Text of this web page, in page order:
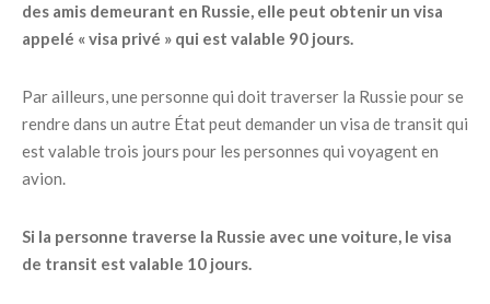
des amis demeurant en Russie, elle peut obtenir un visa
appelé « visa privé » qui est valable 90 jours.
Par ailleurs, une personne qui doit traverser la Russie pour se
rendre dans un autre État peut demander un visa de transit qui
est valable trois jours pour les personnes qui voyagent en
avion.
Si la personne traverse la Russie avec une voiture, le visa
de transit est valable 10 jours.